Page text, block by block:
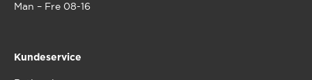
Man – Fre 08-16
Kundeservice